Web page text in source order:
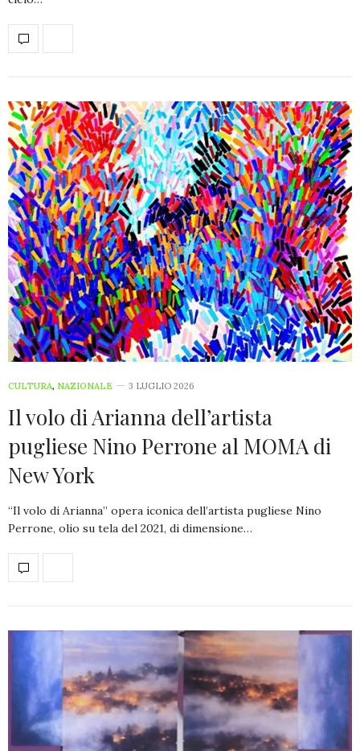
CULTURA, NAZIONALE 3 LUGLIO 2026
Il volo di Arianna dell’artista
pugliese Nino Perrone al MOMA di
New York
“Il volo di Arianna” opera iconica dell’artista pugliese Nino
Perrone, olio su tela del 2021, di dimensione…